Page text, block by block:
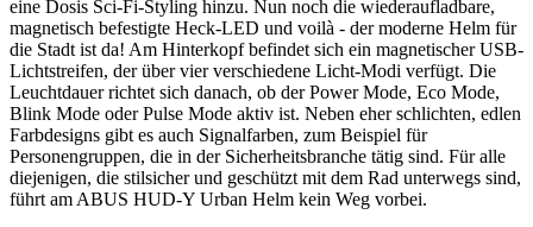
eine Dosis Sci-Fi-Styling hinzu. Nun noch die wiederaufladbare,
magnetisch befestigte Heck-LED und voilà - der moderne Helm für
die Stadt ist da! Am Hinterkopf befindet sich ein magnetischer USB-
Lichtstreifen, der über vier verschiedene Licht-Modi verfügt. Die
Leuchtdauer richtet sich danach, ob der Power Mode, Eco Mode,
Blink Mode oder Pulse Mode aktiv ist. Neben eher schlichten, edlen
Farbdesigns gibt es auch Signalfarben, zum Beispiel für
Personengruppen, die in der Sicherheitsbranche tätig sind. Für alle
diejenigen, die stilsicher und geschützt mit dem Rad unterwegs sind,
führt am ABUS HUD-Y Urban Helm kein Weg vorbei.